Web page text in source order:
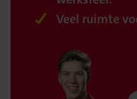
Veel ruimte